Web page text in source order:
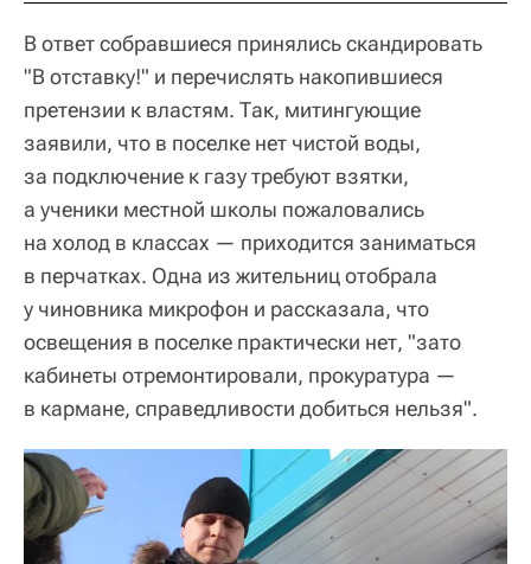
В ответ собравшиеся принялись скандировать
"В отставку!" и перечислять накопившиеся
претензии к властям. Так, митингующие
заявили, что в поселке нет чистой воды,
за подключение к газу требуют взятки,
а ученики местной школы пожаловались
на холод в классах — приходится заниматься
в перчатках. Одна из жительниц отобрала
у чиновника микрофон и рассказала, что
освещения в поселке практически нет, "зато
кабинеты отремонтировали, прокуратура —
в кармане, справедливости добиться нельзя".